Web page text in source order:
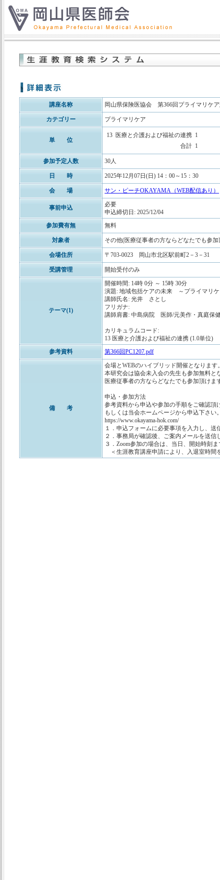
講座名称 岡山県保険医協会 第366回プライマリケ
カテゴリー プライマリケア
単 位
13 医療と介護および福祉の連携 1
合計 1
参加予定人数 30人
日 時 2025年12月07日(日) 14：00～15：30
会 場 サン・ピーチOKAYAMA（WEB配信あり）
事前申込
必要
申込締切日: 2025/12/04
参加費有無
無料
対象者 その他(医療従事者の方ならどなたでも参
会場住所 〒703-0023 岡山市北区駅前町2－3－31
受講管理 開始受付のみ
テーマ(1)
開催時間: 14時 0分 ～ 15時 30分
演題: 地域包括ケアの未来 ～プライマリ
講師氏名: 光井 さとし
フリガナ:
講師肩書: 中島病院 医師/元美作・真庭保
カリキュラムコード:
13 医療と介護および福祉の連携 (1.0単位)
参考資料
第366回PC1207.pdf
備 考
会場とWEBのハイブリッド開催となります
本研究会は協会未入会の先生も参加無料と
医療従事者の方ならどなたでも参加頂けま
申込・参加方法
参考資料から申込や参加の手順をご確認頂
もしくは当会ホームページから申込下さい
https://www.okayama-hok.com/
１．申込フォームに必要事項を入力し、送
２．事務局が確認後、ご案内メ
３．Zoom参加の場合は、当日、開始時刻
＜生涯教育講座申請により、入退室時間